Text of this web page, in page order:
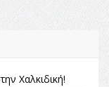
Χαλκιδική!